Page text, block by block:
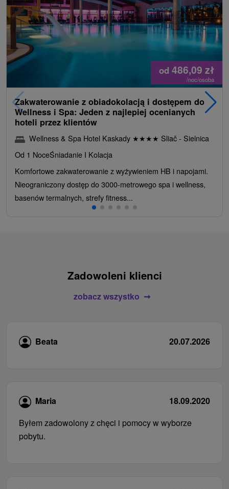
od 486,09 zł
/noc/osoba
Zakwaterowanie z obiadokolacją i dostępem do
Wellness i Spa: Jeden z najlepiej ocenianych
hoteli przez klientów
Wellness & Spa Hotel Kaskady ★★★★ Sliač - Sielnica
Od 1 NoceŚniadanie I Kolacja
Komfortowe zakwaterowanie z wyżywieniem HB i napojami.
Nieograniczony dostęp do 3000-metrowego spa i wellness,
basenów termalnych, strefy fitness...
Zadowoleni klienci
zobacz wszystko
Beata 20.07.2026
Maria
18.09.2020
Byłem zadowolony z chęci i pomocy w wyborze
pobytu.